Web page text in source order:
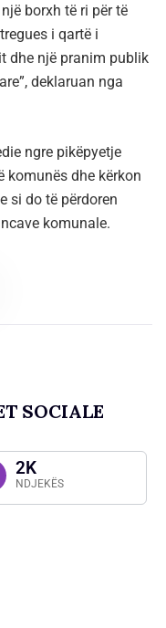
borxh të ri për të
i qartë i
dhe një pranim publik
deklaruan nga
ngre pikëpyetje
komunës dhe kërkon
si do të përdoren
komunale.
SOCIALE
2K
NDJEKËS